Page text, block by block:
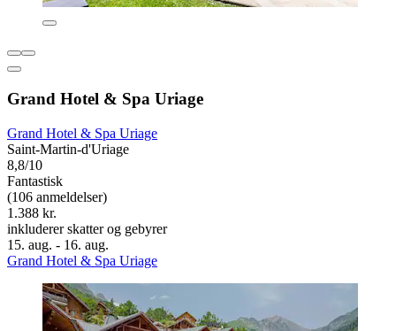
Grand Hotel & Spa Uriage
Grand Hotel & Spa Uriage
Saint-Martin-d'Uriage
8,8/10
Fantastisk
(106 anmeldelser)
1.388 kr.
inkluderer skatter og gebyrer
15. aug. - 16. aug.
Grand Hotel & Spa Uriage